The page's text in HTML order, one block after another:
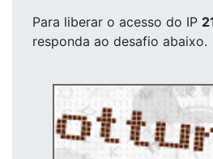
Para liberar o acesso do IP
responda ao desafio abaixo.